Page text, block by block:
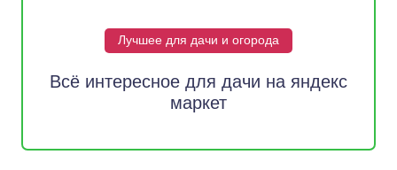
Лучшее для дачи и огорода
Всё интересное для дачи на яндекс
маркет